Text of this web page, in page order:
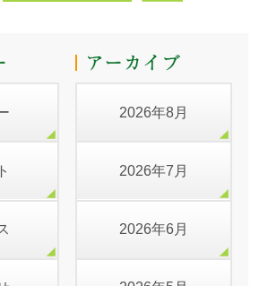
2026年8月
2026年7月
2026年6月